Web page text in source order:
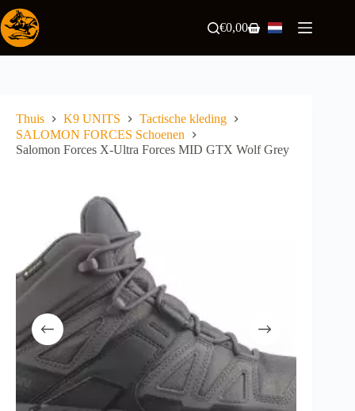
naar
de
inhoud
Winkelwagen
€0,00
Thuis K9 UNITS
Tactische kleding
SALOMON FORCES Schoenen
Salomon Forces X-Ultra Forces MID GTX Wolf Grey